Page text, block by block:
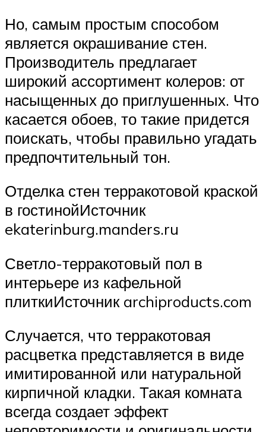
Но, самым простым способом
является окрашивание стен.
Производитель предлагает
широкий ассортимент колеров: от
насыщенных до приглушенных. Что
касается обоев, то такие придется
поискать, чтобы правильно угадать
предпочтительный тон.
Отделка стен терракотовой краской
в гостинойИсточник
ekaterinburg.manders.ru
Светло-терракотовый пол в
интерьере из кафельной
плиткиИсточник archiproducts.com
Случается, что терракотовая
расцветка представляется в виде
имитированной или натуральной
кирпичной кладки. Такая комната
всегда создает эффект